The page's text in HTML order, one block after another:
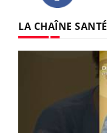
LA CHAÎNE SANTÉ